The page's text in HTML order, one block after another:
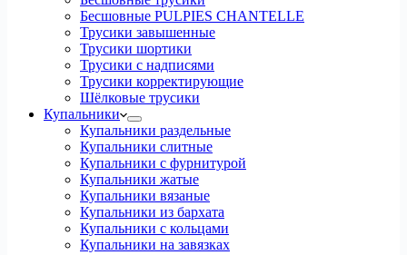
Бесшовные PULPIES CHANTELLE
Трусики завышенные
Трусики шортики
Трусики с надписями
Трусики корректирующие
Шёлковые трусики
Купальники
Купальники раздельные
Купальники слитные
Купальники с фурнитурой
Купальники жатые
Купальники вязаные
Купальники из бархата
Купальники с кольцами
Купальники на завязках